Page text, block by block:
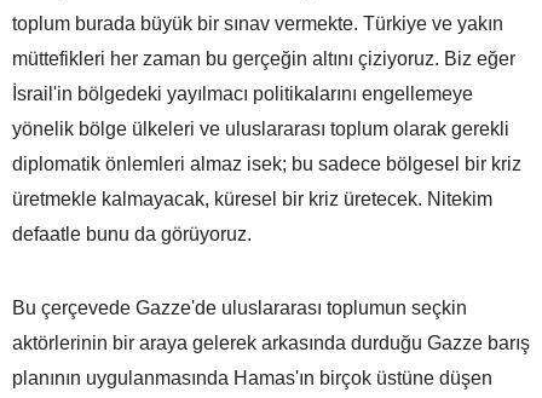
toplum burada büyük bir sınav vermekte. Türkiye ve yakın
müttefikleri her zaman bu gerçeğin altını çiziyoruz. Biz eğer
İsrail'in bölgedeki yayılmacı politikalarını engellemeye
yönelik bölge ülkeleri ve uluslararası toplum olarak gerekli
diplomatik önlemleri almaz isek; bu sadece bölgesel bir kriz
üretmekle kalmayacak, küresel bir kriz üretecek. Nitekim
defaatle bunu da görüyoruz.
Bu çerçevede Gazze'de uluslararası toplumun seçkin
aktörlerinin bir araya gelerek arkasında durduğu Gazze barış
planının uygulanmasında Hamas'ın birçok üstüne düşen